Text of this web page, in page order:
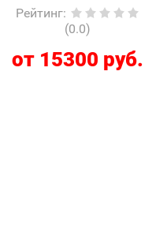
Рейтинг:
(0.0)
от 15300 руб.